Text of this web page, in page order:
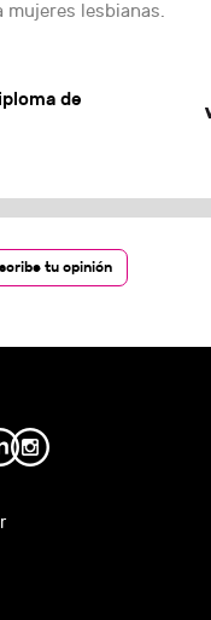
mujeres lesbianas.
de
tu opinión